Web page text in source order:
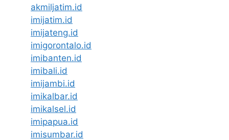
akmiljatim.id
imijatim.id
imijateng.id
imigorontalo.id
imibanten.id
imibali.id
imijambi.id
imikalbar.id
imikalsel.id
imipapua.id
imisumbar.id